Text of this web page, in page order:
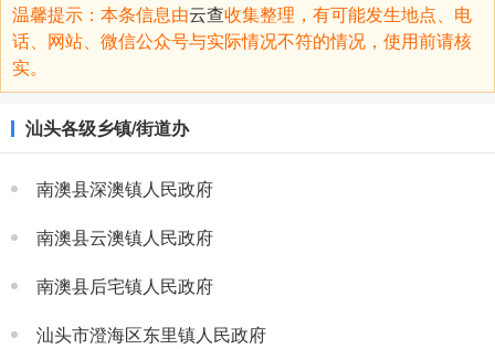
温馨提示：本条信息由云查收集整理，有可能发生地点、电
话、网站、微信公众号与实际情况不符的情况，使用前请核
实。
汕头各级乡镇/街道办
南澳县深澳镇人民政府
南澳县云澳镇人民政府
南澳县后宅镇人民政府
汕头市澄海区东里镇人民政府